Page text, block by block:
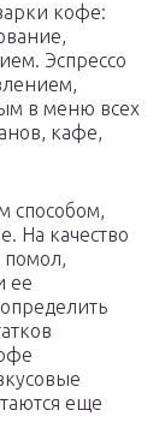
кофе:
Эспрессо
в меню всех
кафе,
способом,
На качество
помол,
ее
еще